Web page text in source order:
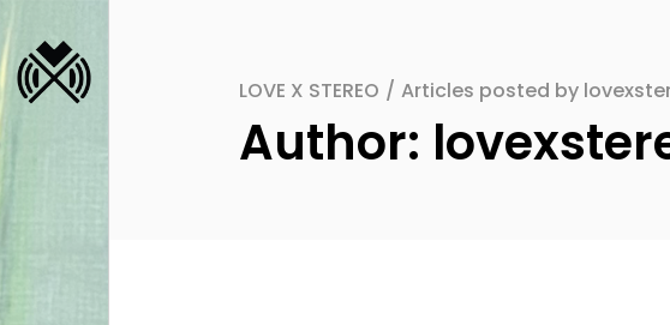
LOVE X STEREO / Articles posted by
Author: